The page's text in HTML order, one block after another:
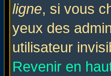
ligne, si vous
yeux des
utilisateur
Revenir en